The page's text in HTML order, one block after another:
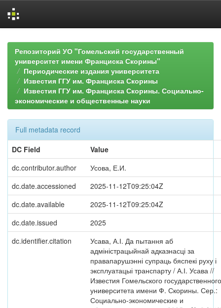
navigationРепозиторий УО "Гомельский государственный
университет имени Франциска Скорины"
Периодические издания университета
Известия ГГУ им. Франциска Скорины
Известия ГГУ им. Франциска Скорины. Социально-
экономические и общественные науки
Full metadata record
DC Field
Value
dc.contributor.author
Усова, Е.И.
dc.date.accessioned
2025-11-12T09:25:04Z
dc.date.available
2025-11-12T09:25:04Z
dc.date.issued
2025
dc.identifier.citation
Усава, А.І. Да пытання аб
адміністрацыйнай адказнасці за
правапарушэнні супраць бяспекі руху і
эксплуатацыі транспарту / А.І. Усава //
Известия Гомельского государственного
университета имени Ф. Скорины. Сер.:
Социально-экономические и